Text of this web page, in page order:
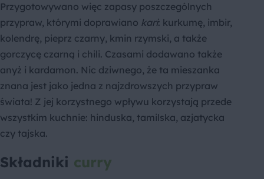
Przygotowywano więc zapasy poszczególnych
przypraw, którymi doprawiano kari: kurkumę, imbir,
kolendrę, pieprz czarny, kmin rzymski, a także
gorczycę czarną i chili. Czasami dodawano także
anyż i kardamon. Nic dziwnego, że ta mieszanka
znana jest jako jedna z najzdrowszych przypraw
świata! Z jej korzystnego wpływu korzystają przede
wszystkim kuchnie: hinduska, tamilska, azjatycka
czy tajska.
Składniki curry